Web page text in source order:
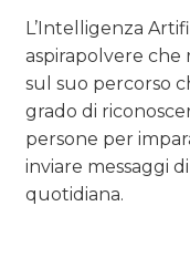
L’Intelligenza
aspirapolvere che
sul suo percorso
grado di
persone per
inviare messaggi
quotidiana.